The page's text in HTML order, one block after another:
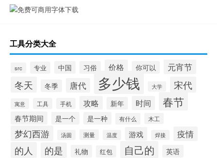
工具分类大全
src 专业 中国 习俗 价格 你可以 元宵节
冬天 冬季 唐代 多少钱 大学 宋代
寓意 工具 手机 攻略 新年 时间 春节
春节期间 是一个 是一种 有什么 木工
梦幻西游 汤圆 测量 温度 游戏 焊接 疫情
的人 的是 礼物 红包 自己的 英语